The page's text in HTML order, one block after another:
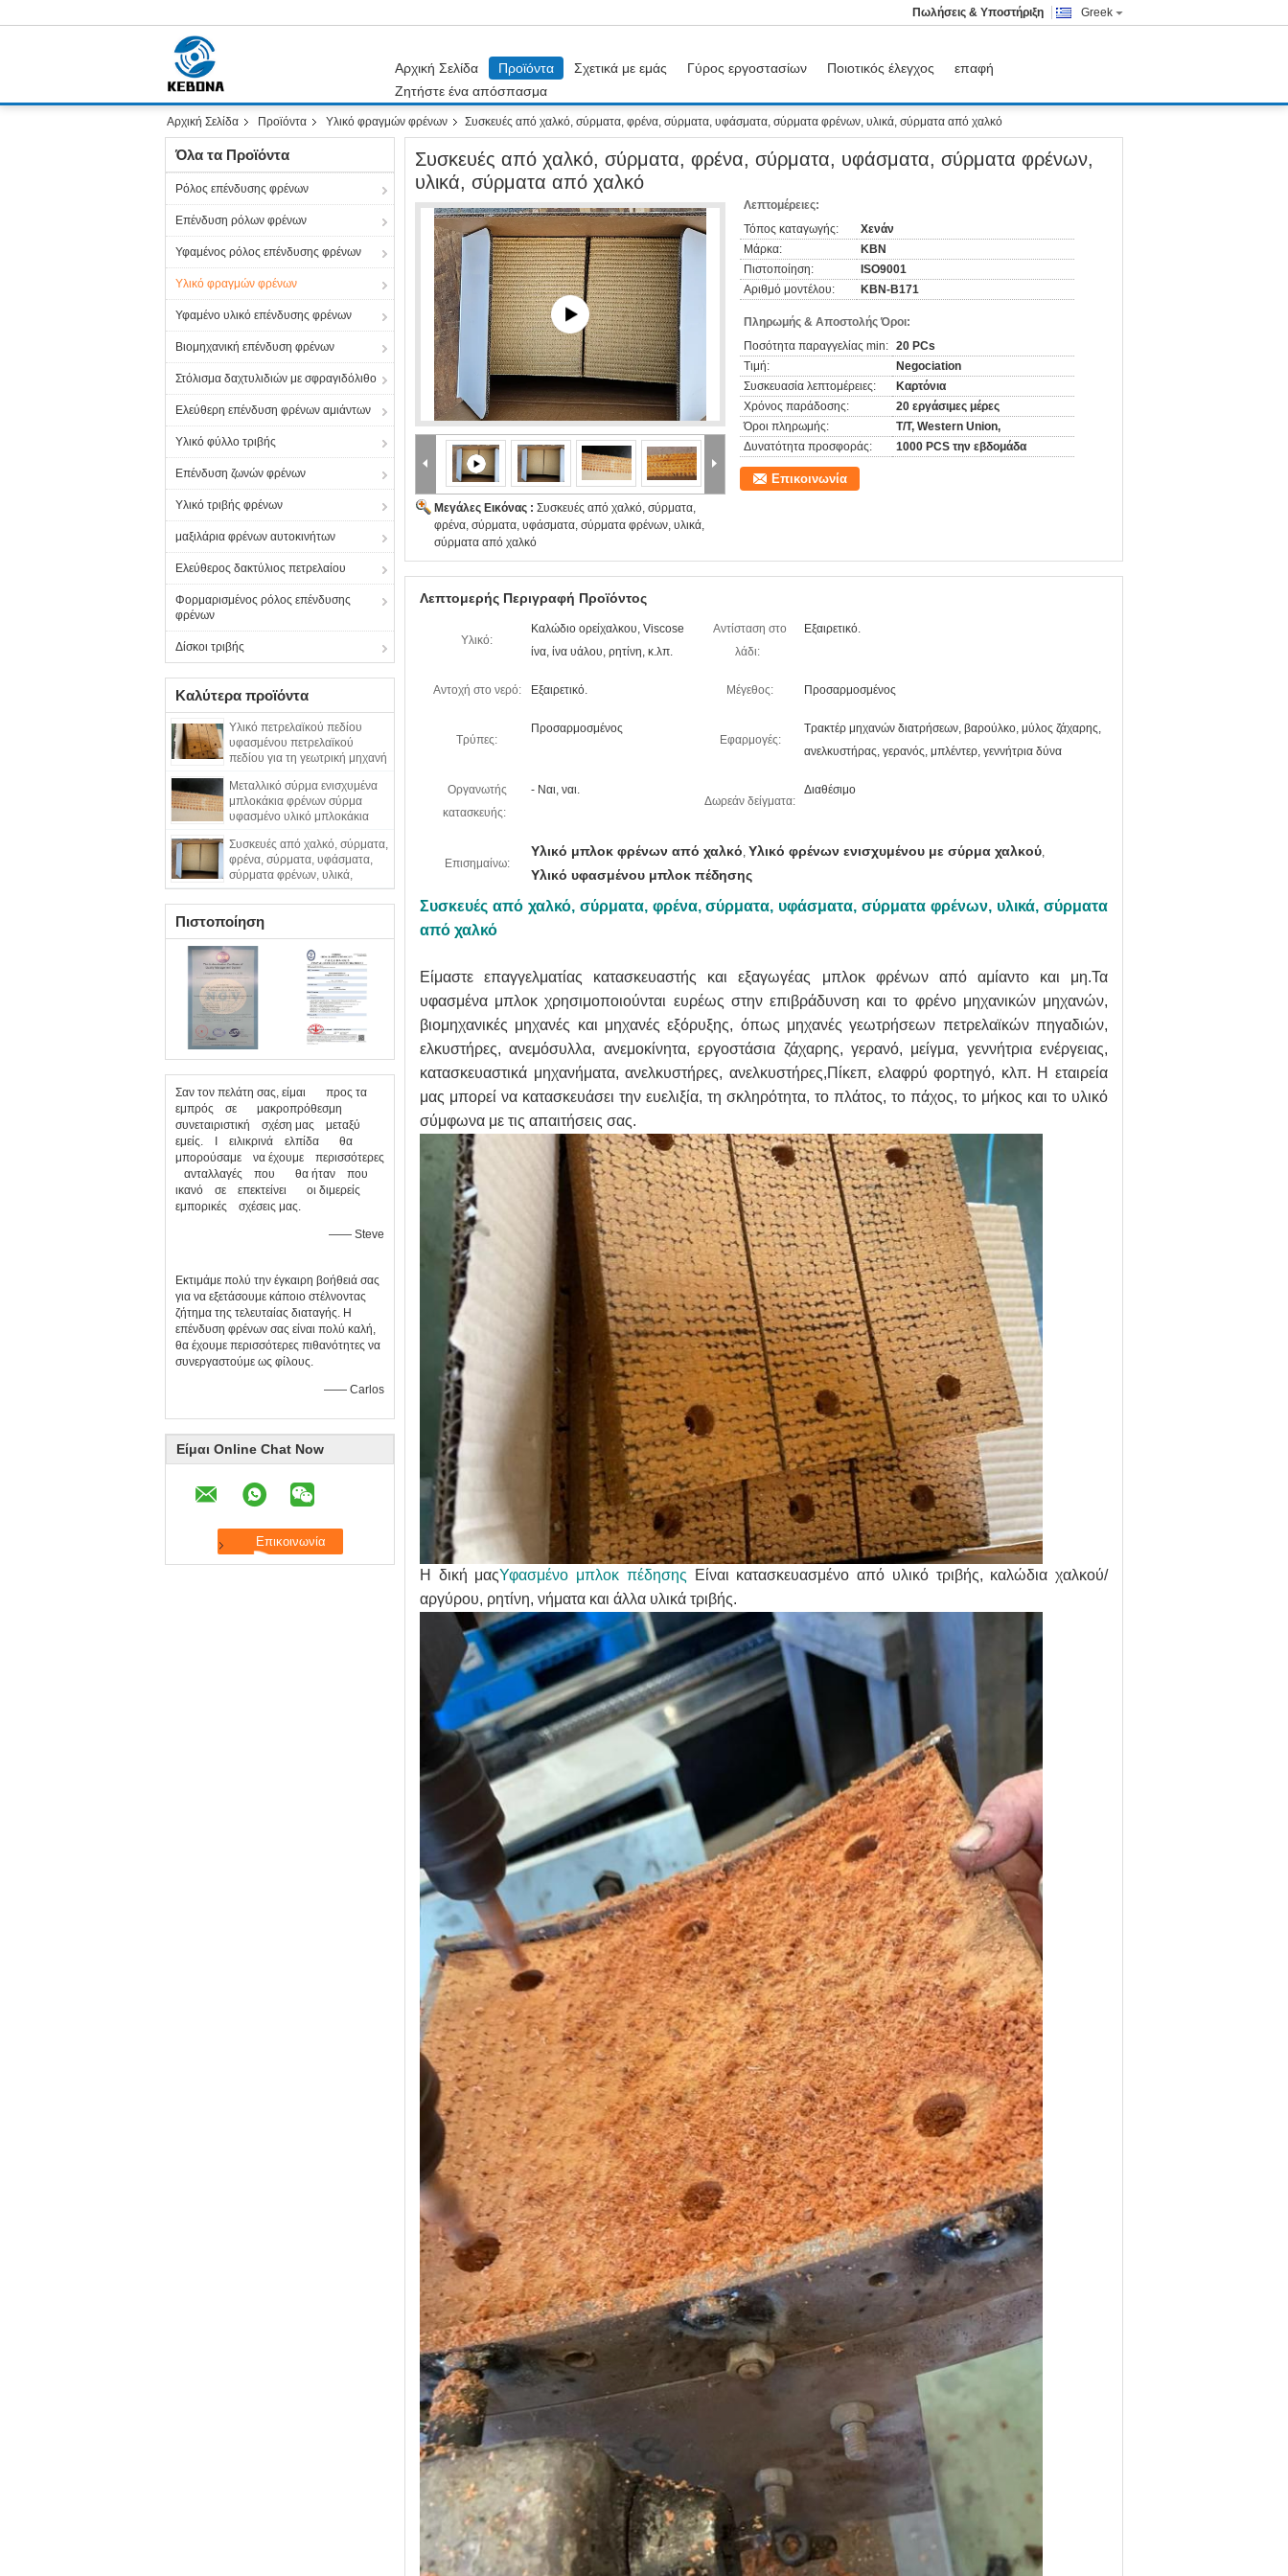
Greek
Πωλήσεις & Υποστήριξη
Αρχική Σελίδα Προϊόντα Σχετικά με εμάς Γύρος εργοστασίων Ποιοτικός έλεγχος
επαφή
Ζητήστε ένα απόσπασμα
Αρχική Σελίδα Προϊόντα Υλικό φραγμών φρένων Συσκευές από χαλκό, σύρματα, φρένα, σύρματα, υφάσματα, σύρματα φρένων, υλικά, σύρματα από χαλκό
Όλα τα Προϊόντα
Ρόλος επένδυσης φρένων
Επένδυση ρόλων φρένων
Υφαμένος ρόλος επένδυσης φρένων
Υλικό φραγμών φρένων
Υφαμένο υλικό επένδυσης φρένων
Βιομηχανική επένδυση φρένων
Στόλισμα δαχτυλιδιών με σφραγιδόλιθο
Ελεύθερη επένδυση φρένων αμιάντων
Υλικό φύλλο τριβής
Επένδυση ζωνών φρένων
Υλικό τριβής φρένων
μαξιλάρια φρένων αυτοκινήτων
Ελεύθερος δακτύλιος πετρελαίου
Φορμαρισμένος ρόλος επένδυσης
φρένων
Δίσκοι τριβής
Καλύτερα προϊόντα
Υλικό πετρελαϊκού πεδίου
υφασμένου πετρελαϊκού
πεδίου για τη γεωτρική μηχανή
Μεταλλικό σύρμα ενισχυμένα
μπλοκάκια φρένων σύρμα
υφασμένο υλικό μπλοκάκια
Συσκευές από χαλκό, σύρματα,
φρένα, σύρματα, υφάσματα,
σύρματα φρένων, υλικά,
σύρματα από χαλκό
Πιστοποίηση
Σαν τον πελάτη σας, είμαι προς τα
εμπρός σε μακροπρόθεσμη
συνεταιριστική σχέση μας μεταξύ
εμείς. Ι ειλικρινά ελπίδα θα
μπορούσαμε να έχουμε περισσότερες
ανταλλαγές που θα ήταν που
ικανό σε επεκτείνει οι διμερείς
εμπορικές σχέσεις μας.
—— Steve
Εκτιμάμε πολύ την έγκαιρη βοήθειά σας
για να εξετάσουμε κάποιο στέλνοντας
ζήτημα της τελευταίας διαταγής. Η
επένδυση φρένων σας είναι πολύ καλή,
θα έχουμε περισσότερες πιθανότητες να
συνεργαστούμε ως φίλους.
—— Carlos
Είμαι Online Chat Now
Συσκευές από χαλκό, σύρματα, φρένα, σύρματα, υφάσματα, σύρματα φρένων,
υλικά, σύρματα από χαλκό
Μεγάλες Εικόνας : Συσκευές από χαλκό, σύρματα,
φρένα, σύρματα, υφάσματα, σύρματα φρένων, υλικά,
σύρματα από χαλκό
Λεπτομέρειες:
Τόπος καταγωγής:
Χενάν
Μάρκα:
KBN
Πιστοποίηση:
ISO9001
Αριθμό μοντέλου:
ΚΒΝ-Β171
Πληρωμής & Αποστολής Όροι:
Ποσότητα παραγγελίας min: 20 PCs
Τιμή:
Negociation
Συσκευασία λεπτομέρειες:
Καρτόνια
Χρόνος παράδοσης:
20 εργάσιμες μέρες
Όροι πληρωμής:
T/T, Western Union,
Δυνατότητα προσφοράς:
1000 PCS την εβδομάδα
Επικοινωνία
Λεπτομερής Περιγραφή Προϊόντος
Υλικό:
Καλώδιο ορείχαλκου, Viscose
ίνα, ίνα υάλου, ρητίνη, κ.λπ.
Αντίσταση στο
λάδι:
Εξαιρετικό.
Αντοχή στο νερό: Εξαιρετικό. Μέγεθος: Προσαρμοσμένος
Τρύπες:
Προσαρμοσμένος
Εφαρμογές:
Τρακτέρ μηχανών διατρήσεων, βαρούλκο, μύλος ζάχαρης,
ανελκυστήρας, γερανός, μπλέντερ, γεννήτρια δύνα
Οργανωτής
κατασκευής:
- Ναι, ναι.
Δωρεάν δείγματα:
Διαθέσιμο
Επισημαίνω:
Υλικό μπλοκ φρένων από χαλκό, Υλικό φρένων ενισχυμένου με σύρμα χαλκού,
Υλικό υφασμένου μπλοκ πέδησης
Συσκευές από χαλκό, σύρματα, φρένα, σύρματα, υφάσματα, σύρματα φρένων, υλικά, σύρματα
από χαλκό
Είμαστε επαγγελματίας κατασκευαστής και εξαγωγέας μπλοκ φρένων από αμίαντο και μη.Τα
υφασμένα μπλοκ χρησιμοποιούνται ευρέως στην επιβράδυνση και το φρένο μηχανικών μηχανών,
βιομηχανικές μηχανές και μηχανές εξόρυξης, όπως μηχανές γεωτρήσεων πετρελαϊκών πηγαδιών,
ελκυστήρες, ανεμόσυλλα, ανεμοκίνητα, εργοστάσια ζάχαρης, γερανό, μείγμα, γεννήτρια ενέργειας,
κατασκευαστικά μηχανήματα, ανελκυστήρες, ανελκυστήρες,Πίκεπ, ελαφρύ φορτηγό, κλπ. Η εταιρεία
μας μπορεί να κατασκευάσει την ευελιξία, τη σκληρότητα, το πλάτος, το πάχος, το μήκος και το υλικό
σύμφωνα με τις απαιτήσεις σας.
Η δική μαςΥφασμένο μπλοκ πέδησης
Είναι κατασκευασμένο από υλικό τριβής, καλώδια χαλκού/
αργύρου, ρητίνη, νήματα και άλλα υλικά τριβής.